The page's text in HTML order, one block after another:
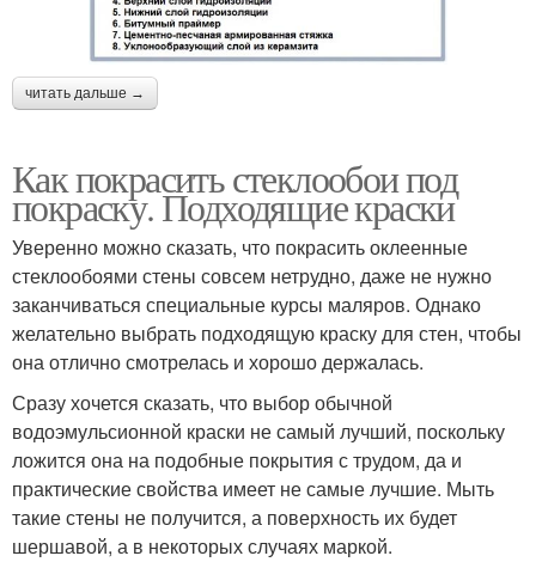
читать дальше →
Как покрасить стеклообои под
покраску. Подходящие краски
Уверенно можно сказать, что покрасить оклеенные
стеклообоями стены совсем нетрудно, даже не нужно
заканчиваться специальные курсы маляров. Однако
желательно выбрать подходящую краску для стен, чтобы
она отлично смотрелась и хорошо держалась.
Сразу хочется сказать, что выбор обычной
водоэмульсионной краски не самый лучший, поскольку
ложится она на подобные покрытия с трудом, да и
практические свойства имеет не самые лучшие. Мыть
такие стены не получится, а поверхность их будет
шершавой, а в некоторых случаях маркой.